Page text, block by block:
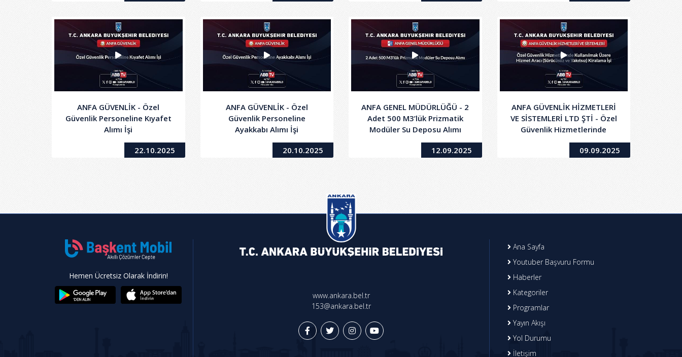
ANFA GÜVENLİK - Özel
Güvenlik Personeline Kıyafet
Alımı İşi
22.10.2025
ANFA GÜVENLİK - Özel
Güvenlik Personeline
Ayakkabı Alımı İşi
20.10.2025
ANFA GENEL MÜDÜRLÜĞÜ - 2
Adet 500 M3’lük Prizmatik
Modüler Su Deposu Alımı
12.09.2025
ANFA GÜVENLİK HİZMETLERİ
VE SİSTEMLERİ LTD ŞTİ - Özel
Güvenlik Hizmetlerinde
Kullanılmak Üzere Hizmet
Aracı (Sürücüsüz ve Yakıtsız)
09.09.2025
Hemen Ücretsiz Olarak İndirin!
www.ankara.bel.tr
153@ankara.bel.tr
Ana Sayfa
Youtuber Başvuru Formu
Haberler
Kategoriler
Programlar
Yayın Akışı
Yol Durumu
İletişim